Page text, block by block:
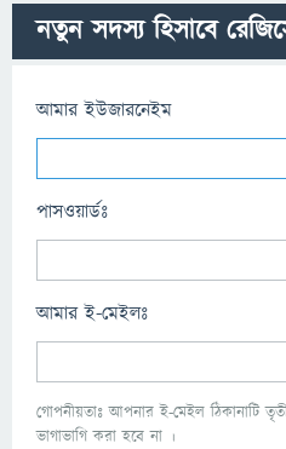
নতুন সদস্য হিসাবে
আমার ইউজারনেইম
পাসওয়ার্ডঃ
আমার ই-মেইলঃ
গোপনীয়তাঃ আপনার ই-মেইল ঠিকানাটি
ভাগাভাগি করা হবে না ।